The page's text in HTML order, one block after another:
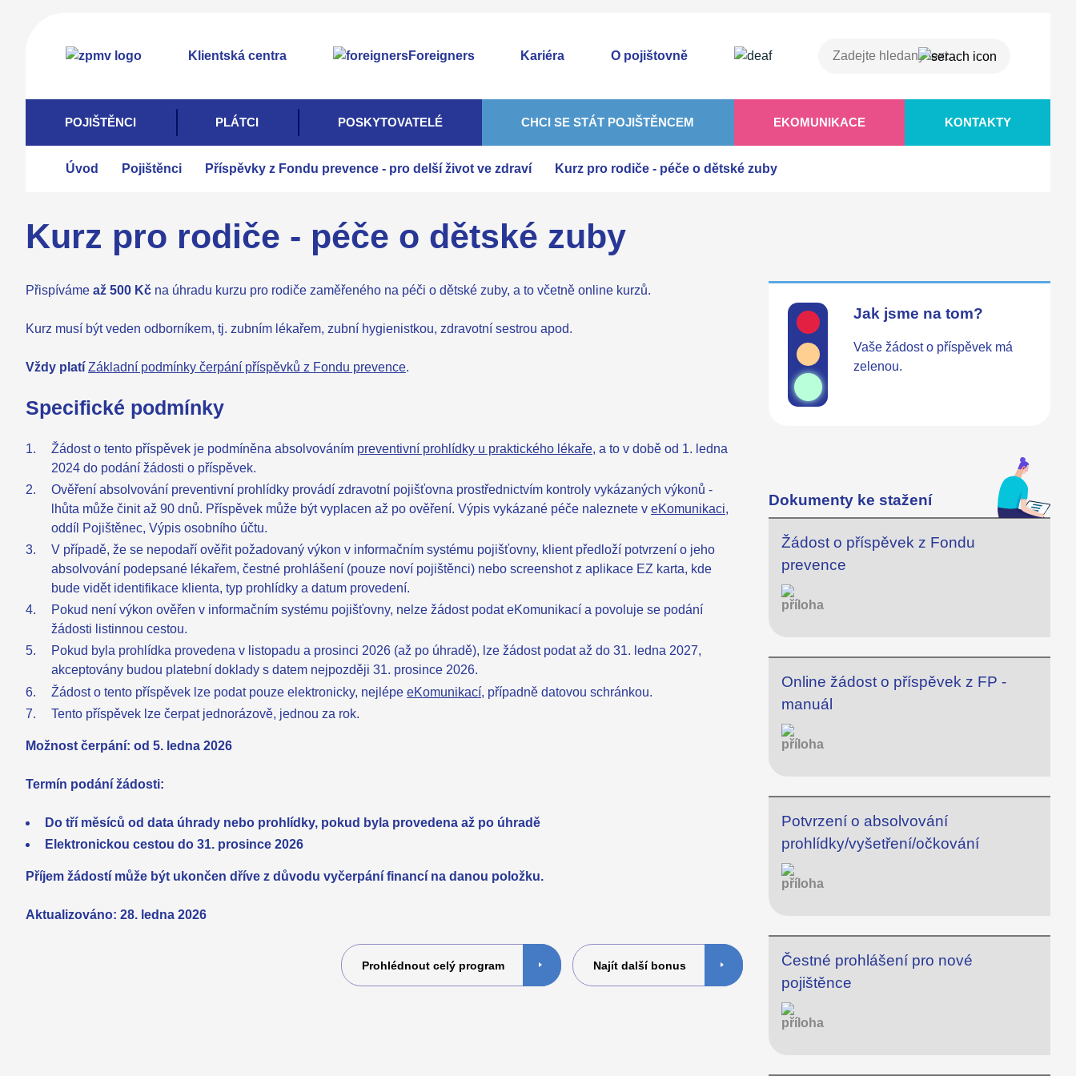
Klientská centra Foreigners Kariéra O pojištovně
POJIŠTĚNCI PLÁTCI POSKYTOVATELÉ CHCI SE STÁT POJIŠTĚNCEM EKOMUNIKACE KONTAKTY
Úvod Pojištěnci Příspěvky z Fondu prevence - pro delší život ve zdraví Kurz pro rodiče - péče o dětské zuby
Kurz pro rodiče - péče o dětské zuby
Přispíváme až 500 Kč na úhradu kurzu pro rodiče zaměřeného na péči o dětské zuby, a to včetně online kurzů.
Kurz musí být veden odborníkem, tj. zubním lékařem, zubní hygienistkou, zdravotní sestrou apod.
Vždy platí Základní podmínky čerpání příspěvků z Fondu prevence.
Specifické podmínky
Žádost o tento příspěvek je podmíněna absolvováním preventivní prohlídky u praktického lékaře, a to v době od 1. ledna
2024 do podání žádosti o příspěvek.
Ověření absolvování preventivní prohlídky provádí zdravotní pojišťovna prostřednictvím kontroly vykázaných výkonů -
lhůta může činit až 90 dnů. Příspěvek může být vyplacen až po ověření. Výpis vykázané péče naleznete v eKomunikaci,
oddíl Pojištěnec, Výpis osobního účtu.
V případě, že se nepodaří ověřit požadovaný výkon v informačním systému pojišťovny, klient předloží potvrzení o jeho
absolvování podepsané lékařem, čestné prohlášení (pouze noví pojištěnci) nebo screenshot z aplikace EZ karta, kde
bude vidět identifikace klienta, typ prohlídky a datum provedení.
Pokud není výkon ověřen v informačním systému pojišťovny, nelze žádost podat eKomunikací a povoluje se podání
žádosti listinnou cestou.
Pokud byla prohlídka provedena v listopadu a prosinci 2026 (až po úhradě), lze žádost podat až do 31. ledna 2027,
akceptovány budou platební doklady s datem nejpozději 31. prosince 2026.
Žádost o tento příspěvek lze podat pouze elektronicky, nejlépe eKomunikací, případně datovou schránkou.
Tento příspěvek lze čerpat jednorázově, jednou za rok.
Možnost čerpání: od 5. ledna 2026
Termín podání žádosti:
Do tří měsíců od data úhrady nebo prohlídky, pokud byla provedena až po úhradě
Elektronickou cestou do 31. prosince 2026
Příjem žádostí může být ukončen dříve z důvodu vyčerpání financí na danou položku.
Aktualizováno: 28. ledna 2026
Najít další bonus
Prohlédnout celý program
Jak jsme na tom?
Vaše žádost o příspěvek má
zelenou.
Dokumenty ke stažení
Žádost o příspěvek z Fondu
prevence
Online žádost o příspěvek z FP -
manuál
Potvrzení o absolvování
prohlídky/vyšetření/očkování
Čestné prohlášení pro nové
pojištěnce